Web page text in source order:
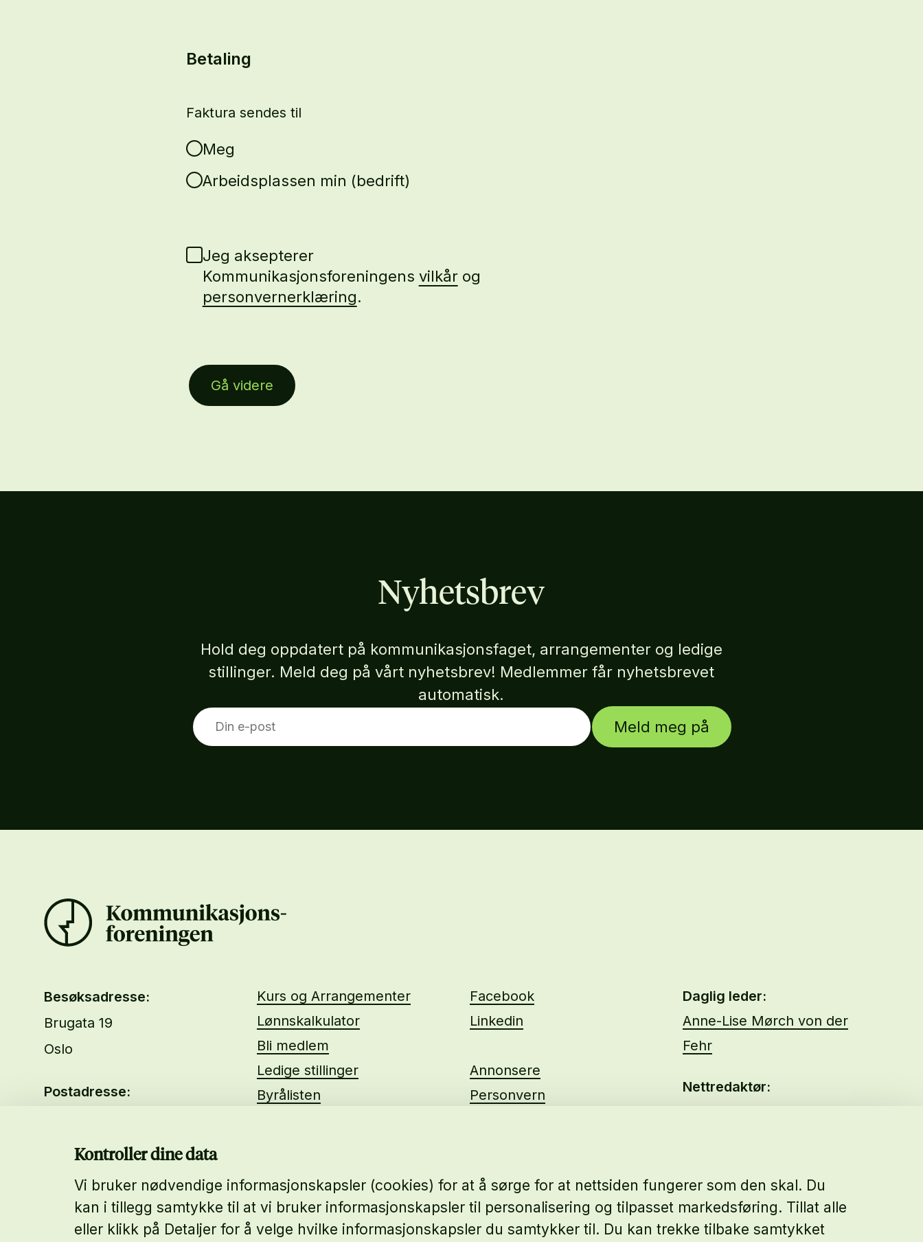
Kontroller dine data
Vi bruker nødvendige informasjonskapsler (cookies) for at å sørge for at nettsiden fungerer som den skal. Du
kan i tillegg samtykke til at vi bruker informasjonskapsler til personalisering og tilpasset markedsføring. Tillat alle
eller klikk på Detaljer for å velge hvilke informasjonskapsler du samtykker til. Du kan trekke tilbake samtykket
Betaling
Faktura sendes til
Meg
Arbeidsplassen min (bedrift)
Jeg aksepterer
Kommunikasjonsforeningens vilkårog
personvernerklæring.
Gå videre
Nyhetsbrev
Hold deg oppdatert på kommunikasjonsfaget, arrangementer og ledige
stillinger. Meld deg på vårt nyhetsbrev! Medlemmer får nyhetsbrevet
automatisk.
Meld meg på
Besøksadresse:
Brugata 19
Oslo
Postadresse:
0186 Oslo
Telefon:
23 31 59 00
Kurs og Arrangementer
Lønnskalkulator
Bli medlem
Ledige stillinger
Byrålisten
Facebook
Linkedin
Annonsere
Personvern
Daglig leder:
Anne-Lise Mørch von der
Fehr
Nettredaktør: